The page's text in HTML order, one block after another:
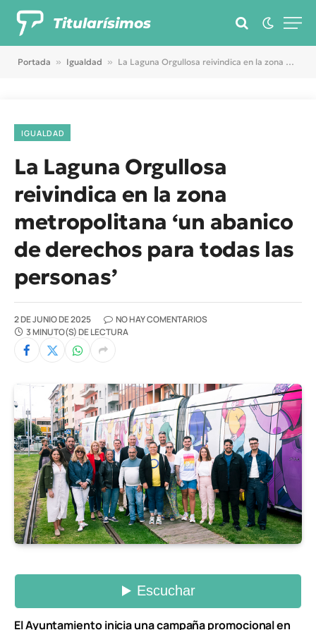
Titularísimos
Portada » Igualdad » La Laguna Orgullosa reivindica en la zona metropolitana ‘un abanico de derechos para todas las personas’
IGUALDAD
La Laguna Orgullosa
reivindica en la zona
metropolitana ‘un abanico
de derechos para todas las
personas’
2 DE JUNIO DE 2025
NO HAY COMENTARIOS
3 MINUTO(S) DE LECTURA
El Ayuntamiento inicia una campaña promocional en